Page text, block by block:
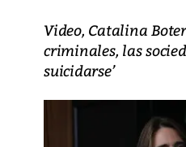
Video, Catalina
criminales, las
suicidarse’